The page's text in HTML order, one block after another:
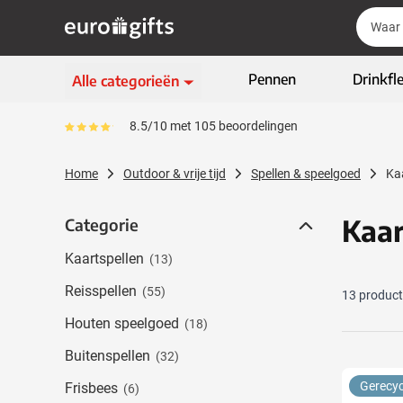
Zoek
Zoek
Alle categorieën
Schrijfwaren
Toon submenu voor
ECO geschenken
Toon submenu voor
High-tech & multimedia
Zakelijk & Kantoor
Outdoor & vrije tijd
Toon submenu voor
Pennen
Gemiddeld reviewpercentage is 85
8.5/10 met 105 beoordelingen
Home Outdoor & vrije tijd Spellen & speelgoed
Categorie
Categorie
Kaartspellen (13)
Reisspellen (55)
Houten speelgoed (18)
Buitenspellen (32)
Frisbees (6)
13